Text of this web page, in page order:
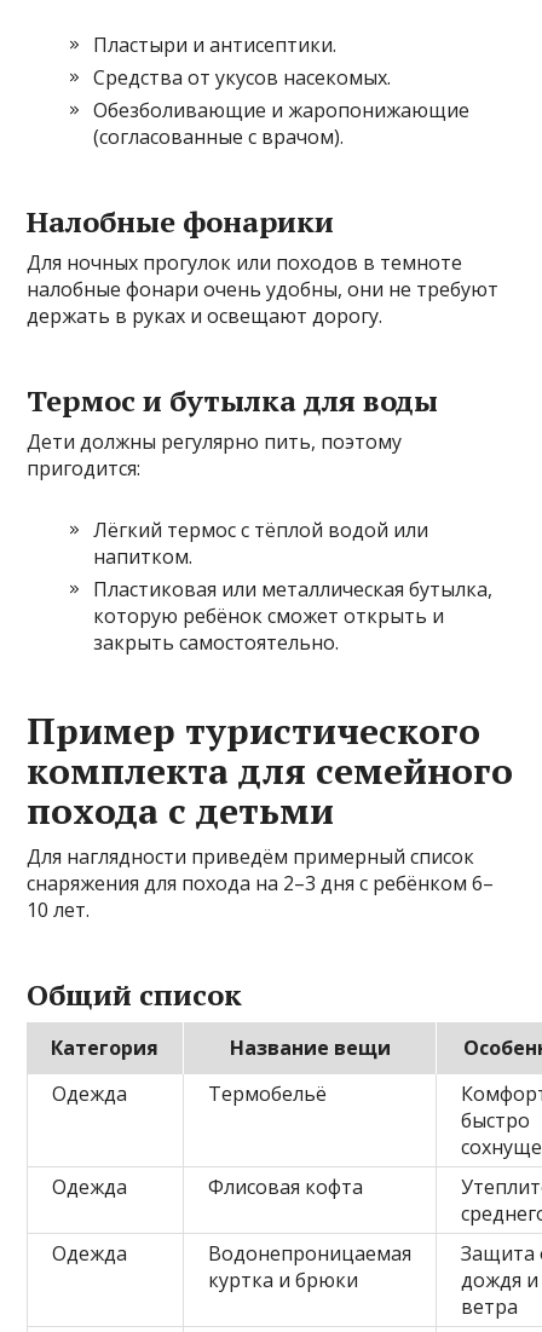
Пластыри и антисептики.
Средства от укусов насекомых.
Обезболивающие и жаропонижающие
(согласованные с врачом).
Налобные фонарики
Для ночных прогулок или походов в темноте
налобные фонари очень удобны, они не требуют
держать в руках и освещают дорогу.
Термос и бутылка для воды
Дети должны регулярно пить, поэтому
пригодится:
Лёгкий термос с тёплой водой или
напитком.
Пластиковая или металлическая бутылка,
которую ребёнок сможет открыть и
закрыть самостоятельно.
Пример туристического
комплекта для семейного
похода с детьми
Для наглядности приведём примерный список
снаряжения для похода на 2–3 дня с ребёнком 6–
10 лет.
Общий список
Категория Название вещи
Одежда
Термобельё
быстро
Одежда
Флисовая кофта
Одежда
Водонепроницаемая
куртка и брюки
Защита
дождя и
ветра